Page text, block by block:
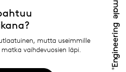
mutta useimmille
vaihdevuosien läpi.